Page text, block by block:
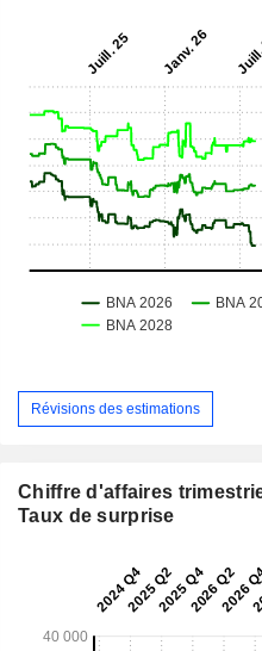
Révisions des estimations
Chiffre d'affaires
Taux de surprise